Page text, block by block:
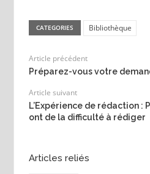
CATEGORIES Bibliothèque
Article précédent
Préparez-vous votre
Article suivant
L’Expérience de rédaction :
ont de la difficulté à rédiger
Articles reliés